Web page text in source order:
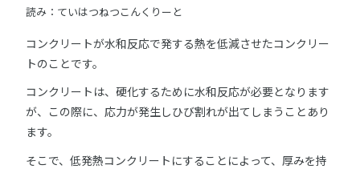
読み：ていはつねつこんくりーと
コンクリートが水和反応で発する熱を低減させたコンクリー
トのことです。
コンクリートは、硬化するために水和反応が必要となります
が、この際に、応力が発生しひび割れが出てしまうことあり
ます。
そこで、低発熱コンクリートにすることによって、厚みを持